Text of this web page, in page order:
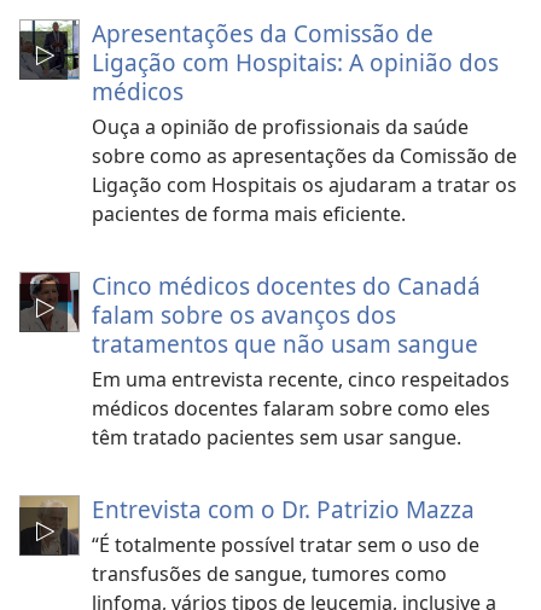
Apresentações da Comissão de
Ligação com Hospitais: A opinião dos
médicos
Ouça a opinião de profissionais da saúde
sobre como as apresentações da Comissão de
Ligação com Hospitais os ajudaram a tratar os
pacientes de forma mais eficiente.
Cinco médicos docentes do Canadá
falam sobre os avanços dos
tratamentos que não usam sangue
Em uma entrevista recente, cinco respeitados
médicos docentes falaram sobre como eles
têm tratado pacientes sem usar sangue.
Entrevista com o Dr. Patrizio Mazza
“É totalmente possível tratar sem o uso de
transfusões de sangue, tumores como
linfoma, vários tipos de leucemia, inclusive a